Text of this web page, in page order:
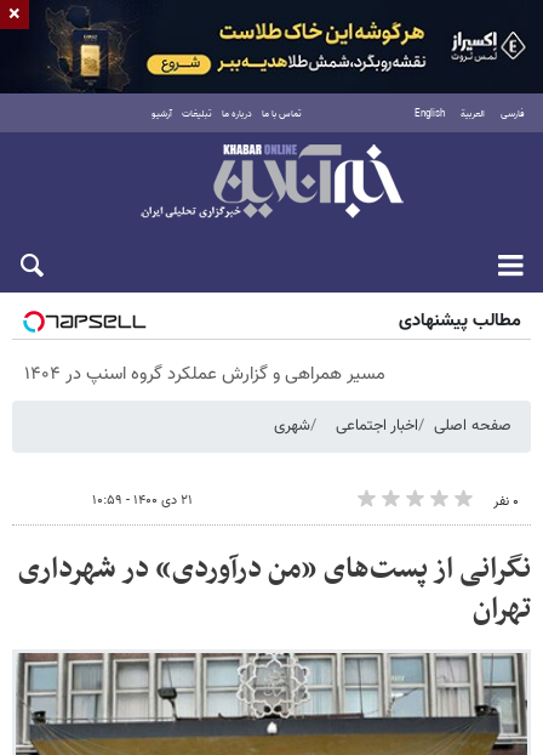
فارسی العربية English تماس با ما درباره ما تبلیغات آرشیو
پنجشنبه ۱۵ مرداد ۱۴۰۵
مطالب پیشنهادی
مسیر همراهی و گزارش عملکرد گروه اسنپ در ۱۴۰۴
صفحه اصلی اخبار اجتماعی شهری
۰ نفر ۲۱ دی ۱۴۰۰ - ۱۰:۵۹
نگرانی از پست‌های «من درآوردی» در شهرداری
تهران
×